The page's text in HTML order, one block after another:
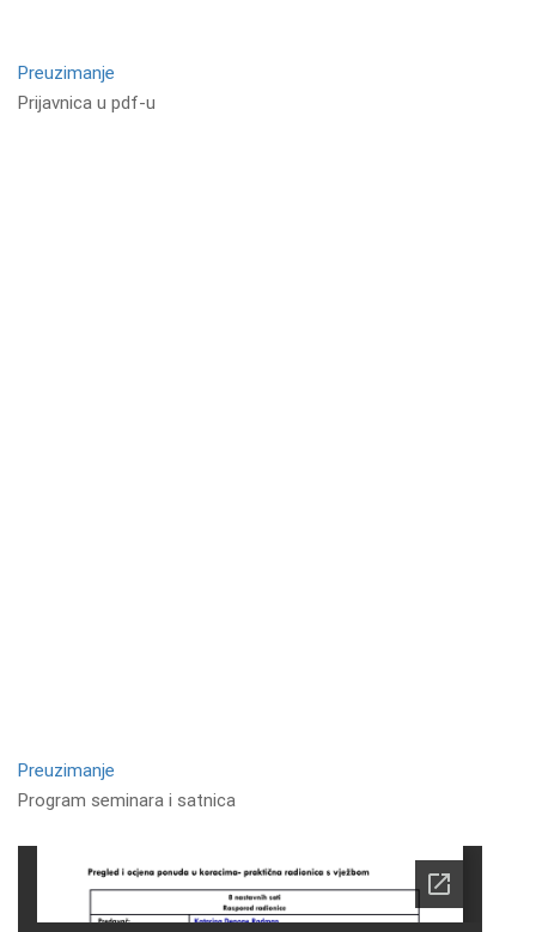
Preuzimanje
Prijavnica u pdf-u
Preuzimanje
Program seminara i satnica